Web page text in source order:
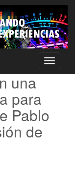
Toggle
una
para
Pablo
de